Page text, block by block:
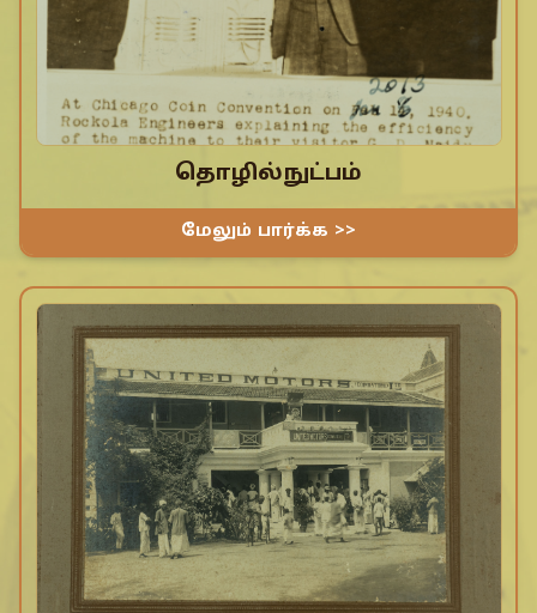
தொழில்நுட்பம்
மேலும் பார்க்க >>